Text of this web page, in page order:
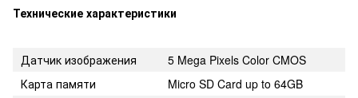
Технические характеристики
Датчик изображения
5 Mega Pixels Color CMOS
Карта памяти
Micro SD Card up to 64GB